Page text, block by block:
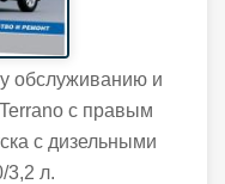
обслуживанию и
с правым
с дизельными
3,2 л.